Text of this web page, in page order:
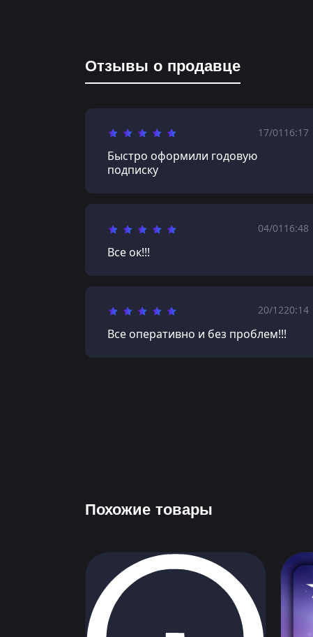
Отзывы о продавце
17/01 16:17
Быстро оформили годовую
подписку
04/01 16:48
Все ок!!!
20/1220:14
Все оперативно и без проблем!!!
Похожие товары